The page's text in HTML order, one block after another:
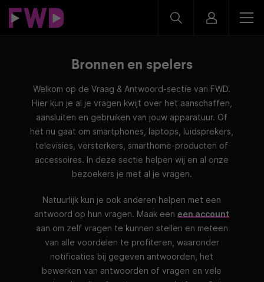
Bronnen en spelers
Welkom op de Vraag & Antwoord-sectie van FWD.
Hier kun je al je vragen kwijt over het aanschaffen,
aansluiten en gebruiken van jouw apparatuur. Of
het nu gaat om smartphones, laptops, luidsprekers,
televisies, versterkers, smarthome-producten of
accessoires. In deze sectie helpen wij en al onze
bezoekers je met al je vragen.
Natuurlijk kun je ook anderen helpen met een
antwoord op hun vragen. Maak eeneen account
aan om zelf vragen te kunnen stellen en meteen
van alle voordelen te profiteren, waaronder
notificaties bij gegeven antwoorden, het
bewerken van antwoorden of vragen en vele